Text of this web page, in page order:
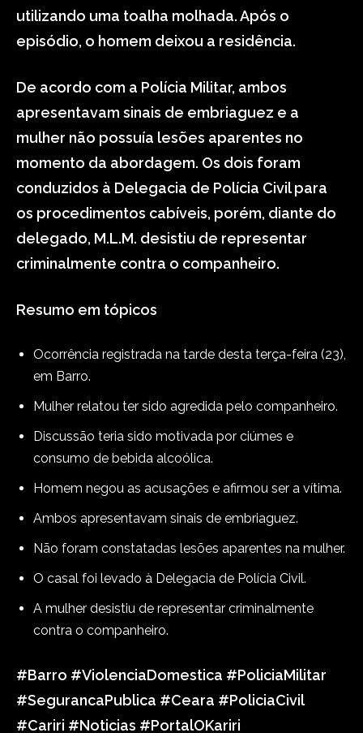
utilizando uma toalha molhada. Após o
episódio, o homem deixou a residência.
De acordo com a Polícia Militar, ambos
apresentavam sinais de embriaguez e a
mulher não possuía lesões aparentes no
momento da abordagem. Os dois foram
conduzidos à Delegacia de Polícia Civil para
os procedimentos cabíveis, porém, diante do
delegado, M.L.M. desistiu de representar
criminalmente contra o companheiro.
Resumo em tópicos
Ocorrência registrada na tarde desta terça-feira (23),
em Barro.
Mulher relatou ter sido agredida pelo companheiro.
Discussão teria sido motivada por ciúmes e
consumo de bebida alcoólica.
Homem negou as acusações e afirmou ser a vítima.
Ambos apresentavam sinais de embriaguez.
Não foram constatadas lesões aparentes na mulher.
O casal foi levado à Delegacia de Polícia Civil.
A mulher desistiu de representar criminalmente
contra o companheiro.
#Barro #ViolenciaDomestica #PoliciaMilitar
#SegurancaPublica #Ceara #PoliciaCivil
#Cariri #Noticias #PortalOKariri